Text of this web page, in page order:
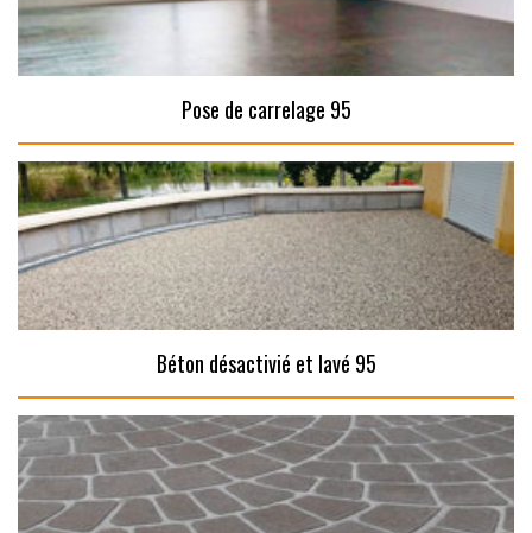
Pose de carrelage 95
Béton désactivié et lavé 95